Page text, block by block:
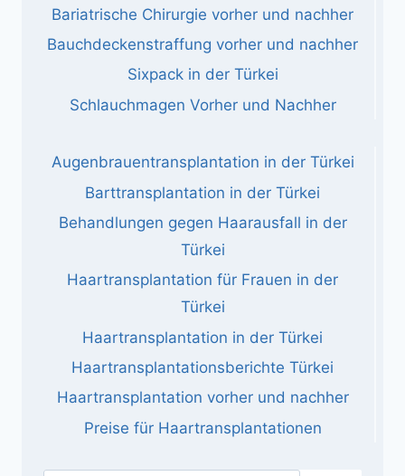
Bariatrische Chirurgie vorher und nachher
Bauchdeckenstraffung vorher und nachher
Sixpack in der Türkei
Schlauchmagen Vorher und Nachher
Augenbrauentransplantation in der Türkei
Barttransplantation in der Türkei
Behandlungen gegen Haarausfall in der
Türkei
Haartransplantation für Frauen in der
Türkei
Haartransplantation in der Türkei
Haartransplantationsberichte Türkei
Haartransplantation vorher und nachher
Preise für Haartransplantationen